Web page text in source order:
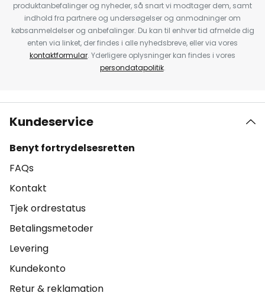
produktanbefalinger og nyheder, så snart vi modtager dem, samt
indhold fra partnere og undersøgelser og anmodninger om
købsanmeldelser og anbefalinger. Du kan til enhver tid afmelde dig
enten via linket, der findes i alle nyhedsbreve, eller via vores
kontaktformular. Yderligere oplysninger kan findes i vores
persondatapolitik.
Kundeservice
Benyt fortrydelsesretten
FAQs
Kontakt
Tjek ordrestatus
Betalingsmetoder
Levering
Kundekonto
Retur & reklamation